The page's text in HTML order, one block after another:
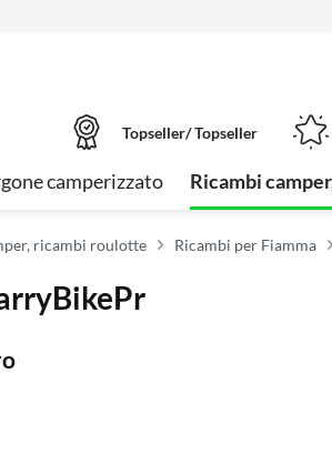
Topseller/ Topseller
camperizzato Ricambi
ricambi roulotte Ricambi per Fiamma